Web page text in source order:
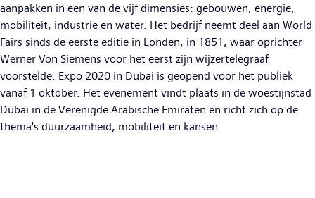
aanpakken in een van de vijf dimensies: gebouwen, energie,
mobiliteit, industrie en water. Het bedrijf neemt deel aan World
Fairs sinds de eerste editie in Londen, in 1851, waar oprichter
Werner Von Siemens voor het eerst zijn wijzertelegraaf
voorstelde. Expo 2020 in Dubai is geopend voor het publiek
vanaf 1 oktober. Het evenement vindt plaats in de woestijnstad
Dubai in de Verenigde Arabische Emiraten en richt zich op de
thema's duurzaamheid, mobiliteit en kansen